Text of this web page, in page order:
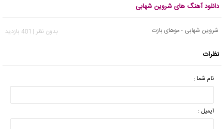
دانلود آهنگ های شروین شهابی
شروین شهابی - موهای بازت بدون نظر | 401 بازدید
نظرات
نام شما :
ایمیل :